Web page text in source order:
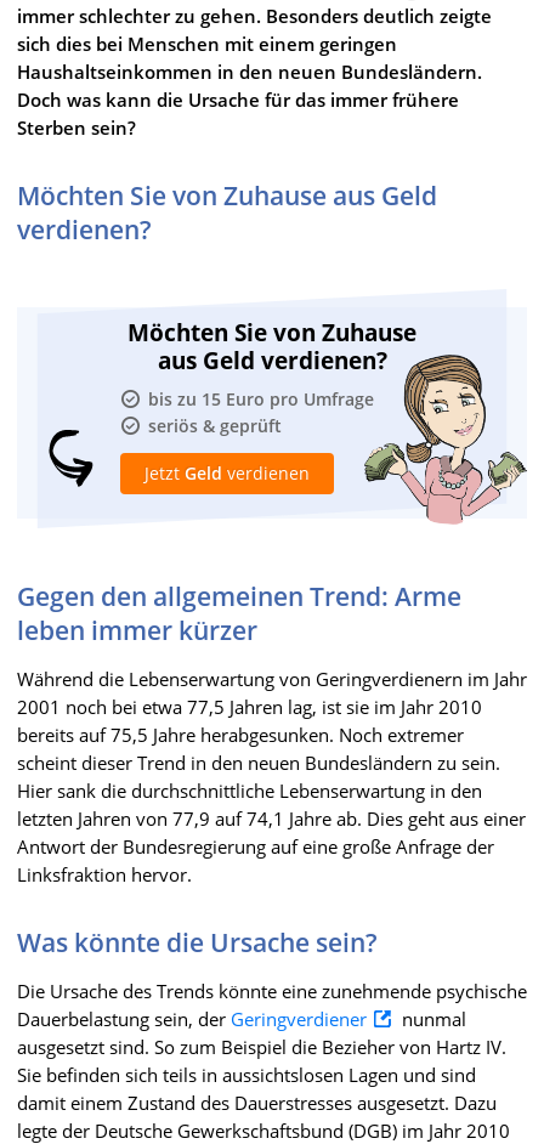
immer schlechter zu gehen. Besonders deutlich zeigte
sich dies bei Menschen mit einem geringen
Haushaltseinkommen in den neuen Bundesländern.
Doch was kann die Ursache für das immer frühere
Sterben sein?
Möchten Sie von Zuhause aus Geld
verdienen?
Möchten Sie von Zuhause
aus Geld verdienen?
bis zu 15 Euro pro Umfrage
seriös & geprüft
Jetzt Geld verdienen
Gegen den allgemeinen Trend: Arme
leben immer kürzer
Während die Lebenserwartung von Geringverdienern im Jahr
2001 noch bei etwa 77,5 Jahren lag, ist sie im Jahr 2010
bereits auf 75,5 Jahre herabgesunken. Noch extremer
scheint dieser Trend in den neuen Bundesländern zu sein.
Hier sank die durchschnittliche Lebenserwartung in den
letzten Jahren von 77,9 auf 74,1 Jahre ab. Dies geht aus einer
Antwort der Bundesregierung auf eine große Anfrage der
Linksfraktion hervor.
Was könnte die Ursache sein?
Die Ursache des Trends könnte eine zunehmende psychische
Dauerbelastung sein, der Geringverdiener
nunmal
ausgesetzt sind. So zum Beispiel die Bezieher von Hartz IV.
Sie befinden sich teils in aussichtslosen Lagen und sind
damit einem Zustand des Dauerstresses ausgesetzt. Dazu
legte der Deutsche Gewerkschaftsbund (DGB) im Jahr 2010